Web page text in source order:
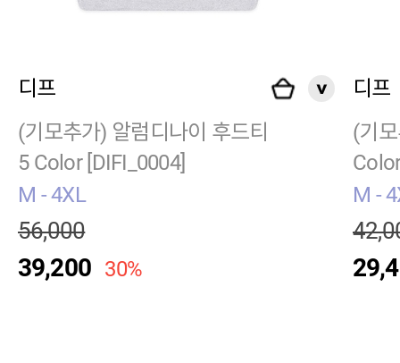
디프
(기모추가) 알럼디나이 후드티
5 Color [DIFI_0004]
M - 4XL
56,000
39,200 30%
디프
(기
M -